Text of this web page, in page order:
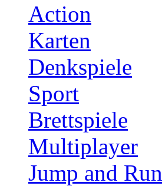
Action
Karten
Denkspiele
Sport
Brettspiele
Multiplayer
Jump and Run